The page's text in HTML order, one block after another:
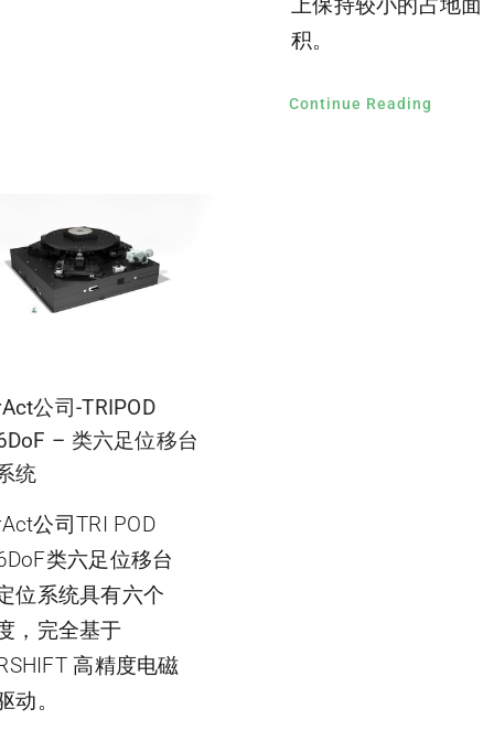
积。
Continue Reading
公司-TRIPOD
– 类六足位移台
统
公司TRI POD
类六足位移台
位系统具有六个
，完全基于
高精度电磁
动。